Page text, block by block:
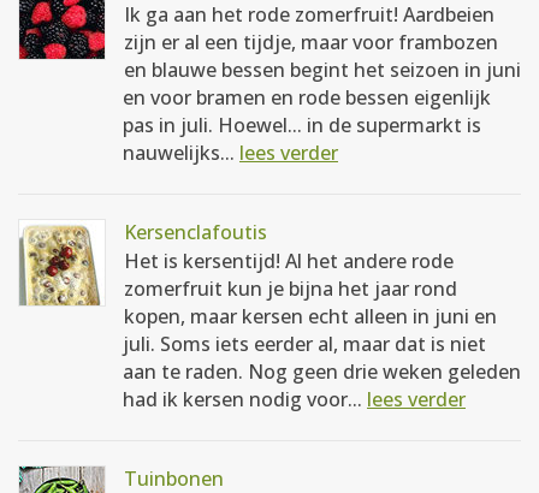
Ik ga aan het rode zomerfruit! Aardbeien
zijn er al een tijdje, maar voor frambozen
en blauwe bessen begint het seizoen in juni
en voor bramen en rode bessen eigenlijk
pas in juli. Hoewel... in de supermarkt is
nauwelijks... lees verder
Kersenclafoutis
Het is kersentijd! Al het andere rode
zomerfruit kun je bijna het jaar rond
kopen, maar kersen echt alleen in juni en
juli. Soms iets eerder al, maar dat is niet
aan te raden. Nog geen drie weken geleden
had ik kersen nodig voor... lees verder
Tuinbonen